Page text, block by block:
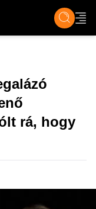
ÉLET TECH &
rá, hogy